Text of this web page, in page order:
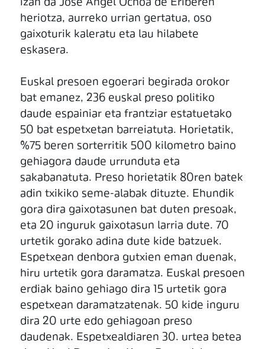
izan da Jose Angel Ochoa de Eriberen
heriotza, aurreko urrian gertatua, oso
gaixoturik kaleratu eta lau hilabete
eskasera.
Euskal presoen egoerari begirada orokor
bat emanez, 236 euskal preso politiko
daude espainiar eta frantziar estatuetako
50 bat espetxetan barreiatuta. Horietatik,
%75 beren sorterritik 500 kilometro baino
gehiagora daude urrunduta eta
sakabanatuta. Preso horietatik 80ren batek
adin txikiko seme-alabak dituzte. Ehundik
gora dira gaixotasunen bat duten presoak,
eta 20 inguruk gaixotasun larria dute. 70
urtetik gorako adina dute kide batzuek.
Espetxean denbora gutxien eman duenak,
hiru urtetik gora daramatza. Euskal presoen
erdiak baino gehiago dira 15 urtetik gora
espetxean daramatzatenak. 50 kide inguru
dira 20 urte edo gehiagoan preso
daudenak. Espetxealdiaren 30. urtea betea